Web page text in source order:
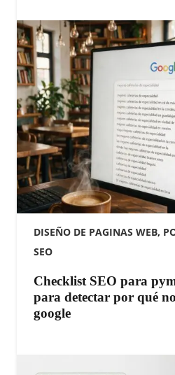
DISEÑO DE PAGINAS WEB,
SEO
Checklist SEO para
para detectar por qué
google